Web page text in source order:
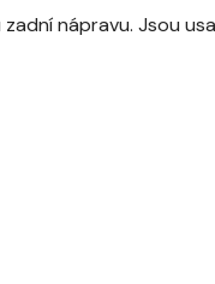
nápravu. Jsou